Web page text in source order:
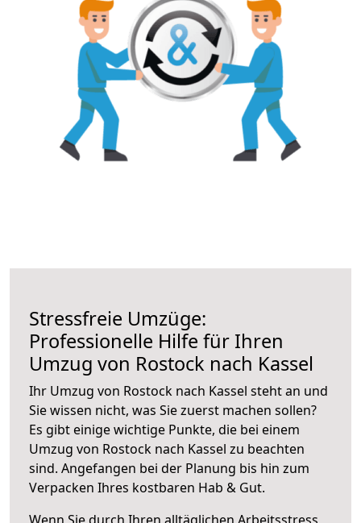
Stressfreie Umzüge:
Professionelle Hilfe für Ihren
Umzug von Rostock nach Kassel
Ihr Umzug von Rostock nach Kassel steht an und
Sie wissen nicht, was Sie zuerst machen sollen?
Es gibt einige wichtige Punkte, die bei einem
Umzug von Rostock nach Kassel zu beachten
sind. Angefangen bei der Planung bis hin zum
Verpacken Ihres kostbaren Hab & Gut.